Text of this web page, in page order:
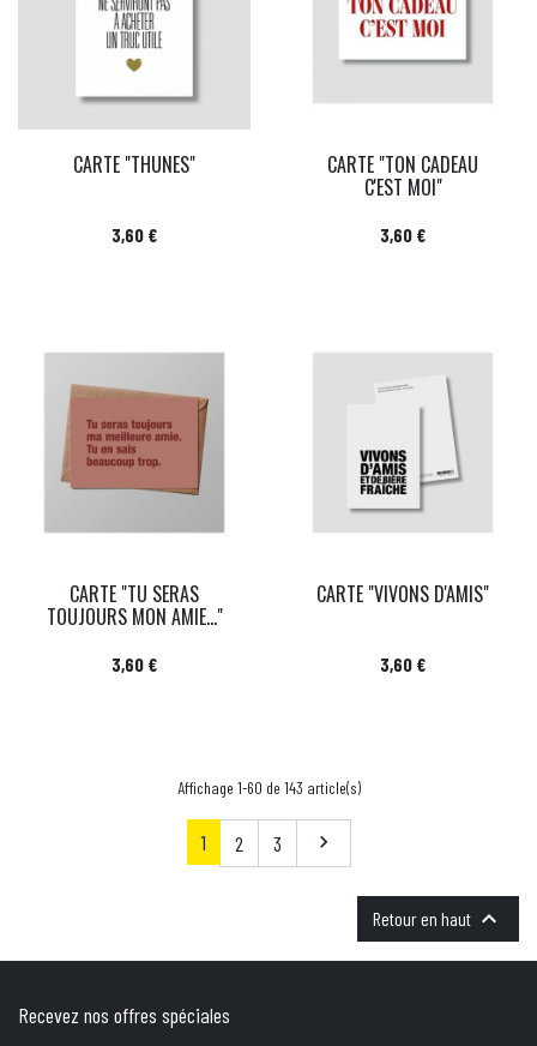
CARTE "THUNES"
Prix
3,60 €
CARTE "TON CADEAU
C'EST MOI"
Prix
3,60 €
CARTE "TU SERAS
TOUJOURS MON AMIE..."
Prix
3,60 €
CARTE "VIVONS D'AMIS"
Prix
3,60 €
Affichage 1-60 de 143 article(s)
1 2 3 Suivant

Retour en haut 
Recevez nos offres spéciales